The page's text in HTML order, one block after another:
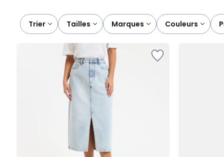
Trier tailles marques couleurs